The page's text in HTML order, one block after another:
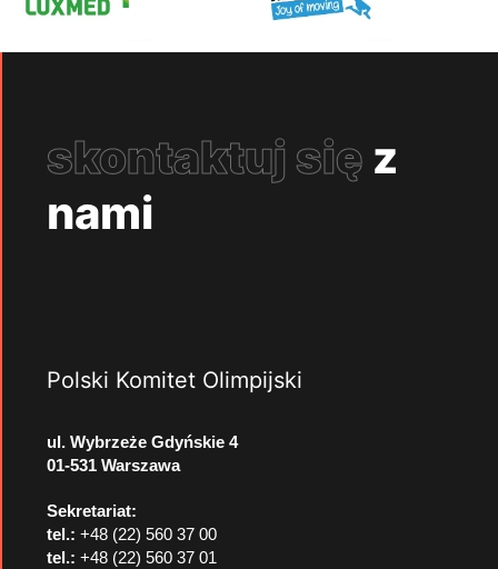
skontaktuj się z
nami
Polski Komitet Olimpijski
ul. Wybrzeże Gdyńskie 4
01-531 Warszawa
Sekretariat:
tel.: +48 (22) 560 37 00
tel.: +48 (22) 560 37 01